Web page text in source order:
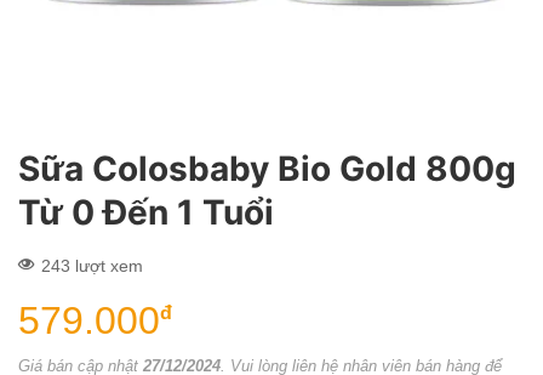
Sữa Colosbaby Bio Gold 800g
Từ 0 Đến 1 Tuổi
243 lượt xem
579.000đ
Giá bán cập nhật 27/12/2024 . Vui lòng liên hệ nhân viên bán hàng để